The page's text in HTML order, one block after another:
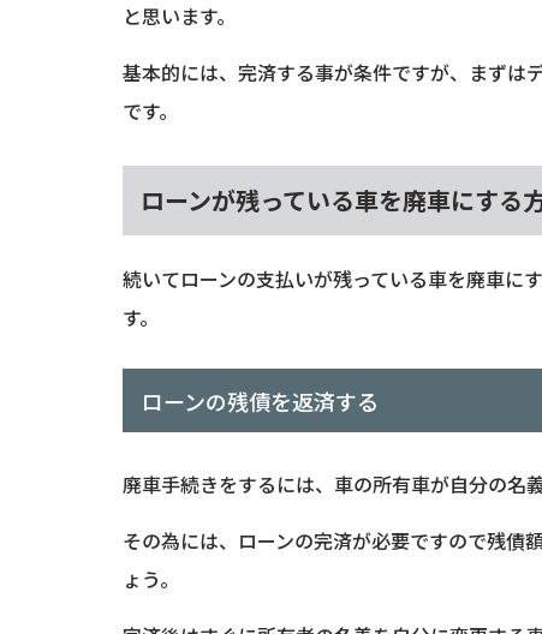
と思います。
基本的には、完済する事が条件ですが、まずは
です。
ローンが残っている車を廃車にする
続いてローンの支払いが残っている車を廃車に
す。
ローンの残債を返済する
廃車手続きをするには、車の所有車が自分の名
その為には、ローンの完済が必要ですので残債
ょう。